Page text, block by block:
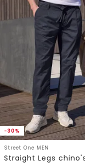
-30%
Street One MEN